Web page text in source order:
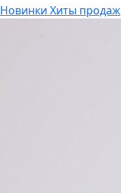
Новинки Хиты продаж